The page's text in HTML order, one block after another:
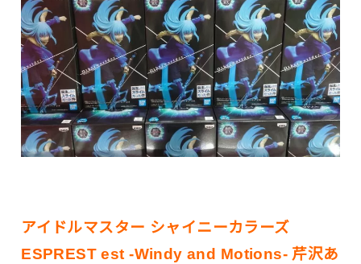
アイドルマスター シャイニーカラーズ
ESPREST est -Windy and Motions- 芹沢あ